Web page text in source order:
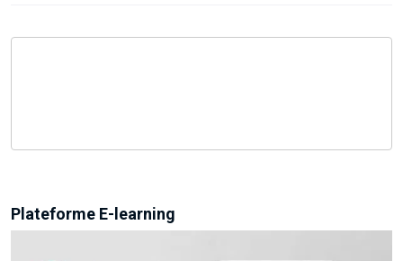
Plateforme E-learning